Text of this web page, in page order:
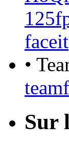
faceit
•
Sur